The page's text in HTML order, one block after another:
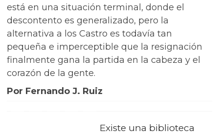
está en una situación terminal, donde el
descontento es generalizado, pero la
alternativa a los Castro es todavía tan
pequeña e imperceptible que la resignación
finalmente gana la partida en la cabeza y el
corazón de la gente.
Por Fernando J. Ruiz
Existe una biblioteca